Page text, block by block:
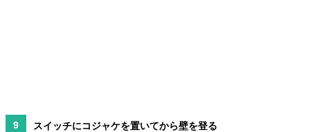
スイッチにコジャケを置いてから壁を登る